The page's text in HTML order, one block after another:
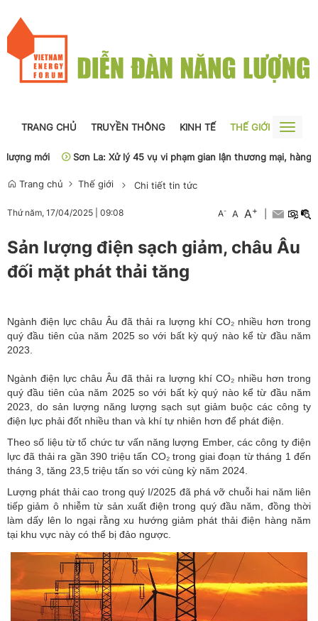
TRANG CHỦ TRUYỀN THÔNG KINH TẾ THẾ GIỚI
Toggle
mới
Sơn La: Xử lý 45 vụ vi phạm gian lận thương mại, hàng giả
Trang chủ Thế giới Chi tiết tin tức
Thứ năm, 17/04/2025 09:08 A- A A+
Sản lượng điện sạch giảm, châu Âu
đối mặt phát thải tăng
Ngành điện lực châu Âu đã thải ra lượng khí CO₂ nhiều hơn trong
quý đầu tiên của năm 2025 so với bất kỳ quý nào kể từ đầu năm
2023.
Ngành điện lực châu Âu đã thải ra lượng khí CO₂ nhiều hơn trong
quý đầu tiên của năm 2025 so với bất kỳ quý nào kể từ đầu năm
2023, do sản lượng năng lượng sạch sụt giảm buộc các công ty
điện lực phải đốt nhiều than và khí tự nhiên hơn để phát điện.
Theo số liệu từ tổ chức tư vấn năng lượng Ember, các công ty điện
lực đã thải ra gần 390 triệu tấn CO₂ trong giai đoạn từ tháng 1 đến
tháng 3, tăng 23,5 triệu tấn so với cùng kỳ năm 2024.
Lượng phát thảicao trong quý I/2025 đã phá vỡ chuỗi hai năm liên
tiếp giảm ô nhiễm từ sản xuất điện trong quý đầu năm, đồng thời
làm dấy lên lo ngại rằng xu hướng giảm phát thải điện hàng năm
tại khu vực này có thể bị đảo ngược.